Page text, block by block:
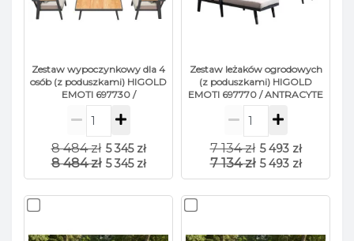
Zestaw wypoczynkowy dla 4
osób (z poduszkami) HIGOLD
EMOTI 697730 /
ANTHRACYTE
8 484 zł 5 345 zł
8 484 zł 5 345 zł
Zestaw leżaków ogrodowych
(z poduszkami) HIGOLD
EMOTI 697770 / ANTRACYTE
7 134 zł 5 493 zł
7 134 zł 5 493 zł